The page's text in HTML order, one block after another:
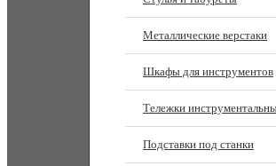
Металлические верстаки
Шкафы для инструментов
Тележки
Подставки под станки